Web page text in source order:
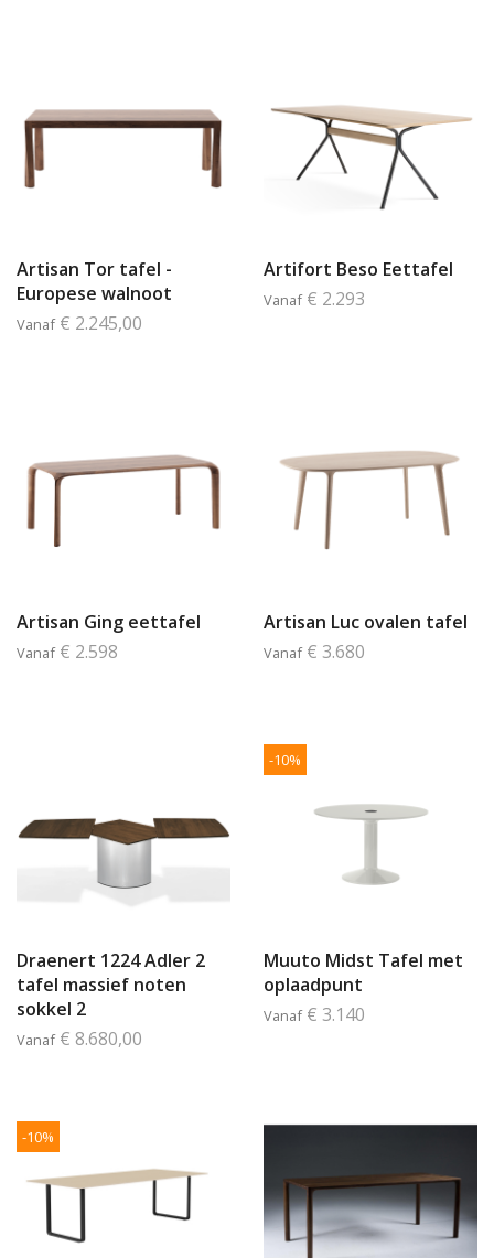
Artisan Tor tafel -
Europese walnoot
Vanaf € 2.245,00
Artifort Beso Eettafel
Vanaf € 2.293
Artisan Ging eettafel
Vanaf € 2.598
Artisan Luc ovalen tafel
Vanaf € 3.680
Draenert 1224 Adler 2
tafel massief noten
sokkel 2
Vanaf € 8.680,00
-10%
Muuto Midst Tafel met
oplaadpunt
Vanaf € 3.140
-10%